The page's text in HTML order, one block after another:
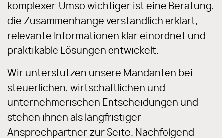
komplexer. Umso wichtiger ist eine Beratung,
die Zusammenhänge verständlich erklärt,
relevante Informationen klar einordnet und
praktikable Lösungen entwickelt.
Wir unterstützen unsere Mandanten bei
steuerlichen, wirtschaftlichen und
unternehmerischen Entscheidungen und
stehen ihnen als langfristiger
Ansprechpartner zur Seite. Nachfolgend